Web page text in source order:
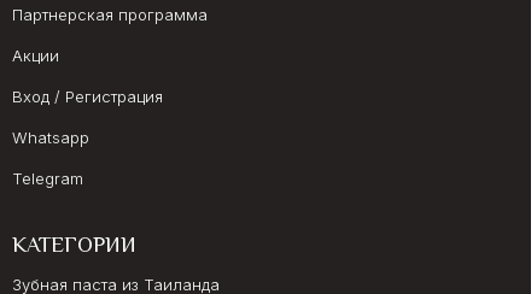
Партнерская программа
Акции
Вход / Регистрация
Whatsapp
Telegram
КАТЕГОРИИ
Зубная паста из Таиланда